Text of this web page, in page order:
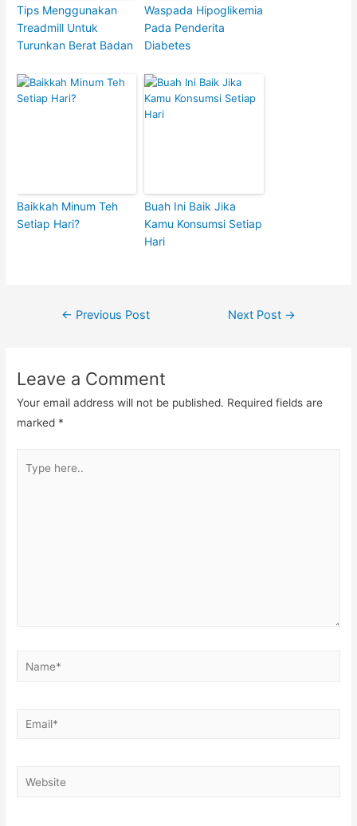
Tips Menggunakan
Treadmill Untuk
Turunkan Berat Badan
Waspada Hipoglikemia
Pada Penderita
Diabetes
Baikkah Minum Teh
Setiap Hari?
Buah Ini Baik Jika
Kamu Konsumsi Setiap
Hari
Post
← Previous Post Next Post →
Leave a Comment
Your email address will not be published. Required fields are
marked *
here..
Name*
Email*
Website